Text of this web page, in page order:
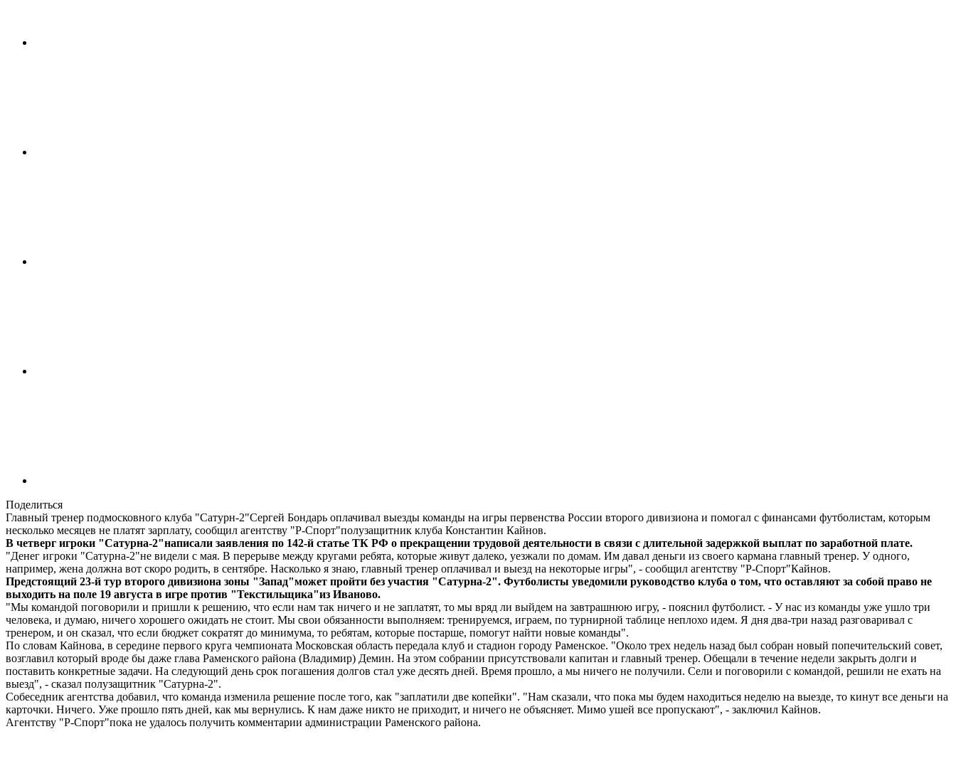
Поделиться
Главный тренер подмосковного клуба "Сатурн-2"Сергей Бондарь оплачивал выезды команды на игры первенства России второго дивизиона и помогал с финансами футболистам, которым
несколько месяцев не платят зарплату, сообщил агентству "Р-Спорт"полузащитник клуба Константин Кайнов.
В четверг игроки "Сатурна-2"написали заявления по 142-й статье ТК РФ о прекращении трудовой деятельности в связи с длительной задержкой выплат по заработной плате.
"Денег игроки "Сатурна-2"не видели с мая. В перерыве между кругами ребята, которые живут далеко, уезжали по домам. Им давал деньги из своего кармана главный тренер. У одного,
например, жена должна вот скоро родить, в сентябре. Насколько я знаю, главный тренер оплачивал и выезд на некоторые игры", - сообщил агентству "Р-Спорт"Кайнов.
Предстоящий 23-й тур второго дивизиона зоны "Запад"может пройти без участия "Сатурна-2". Футболисты уведомили руководство клуба о том, что оставляют за собой право не
выходить на поле 19 августа в игре против "Текстильщика"из Иваново.
"Мы командой поговорили и пришли к решению, что если нам так ничего и не заплатят, то мы вряд ли выйдем на завтрашнюю игру, - пояснил футболист. - У нас из команды уже ушло три
человека, и думаю, ничего хорошего ожидать не стоит. Мы свои обязанности выполняем: тренируемся, играем, по турнирной таблице неплохо идем. Я дня два-три назад разговаривал с
тренером, и он сказал, что если бюджет сократят до минимума, то ребятам, которые постарше, помогут найти новые команды".
По словам Кайнова, в середине первого круга чемпионата Московская область передала клуб и стадион городу Раменское. "Около трех недель назад был собран новый попечительский совет,
возглавил который вроде бы даже глава Раменского района (Владимир) Демин. На этом собрании присутствовали капитан и главный тренер. Обещали в течение недели закрыть долги и
поставить конкретные задачи. На следующий день срок погашения долгов стал уже десять дней. Время прошло, а мы ничего не получили. Сели и поговорили с командой, решили не ехать на
выезд", - сказал полузащитник "Сатурна-2".
Собеседник агентства добавил, что команда изменила решение после того, как "заплатили две копейки". "Нам сказали, что пока мы будем находиться неделю на выезде, то кинут все деньги на
карточки. Ничего. Уже прошло пять дней, как мы вернулись. К нам даже никто не приходит, и ничего не объясняет. Мимо ушей все пропускают", - заключил Кайнов.
Агентству "Р-Спорт"пока не удалось получить комментарии администрации Раменского района.